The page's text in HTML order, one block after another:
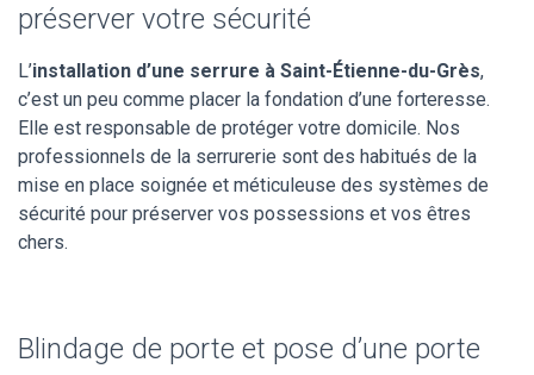
préserver votre sécurité
L’installation d’une serrure à Saint-Étienne-du-Grès,
c’est un peu comme placer la fondation d’une forteresse.
Elle est responsable de protéger votre domicile. Nos
professionnels de la serrurerie sont des habitués de la
mise en place soignée et méticuleuse des systèmes de
sécurité pour préserver vos possessions et vos êtres
chers.
Blindage de porte et pose d’une porte